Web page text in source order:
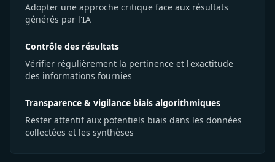
Adopter une approche critique face aux résultats
générés par l'IA
Contrôle des résultats
Vérifier régulièrement la pertinence et l'exactitude
des informations fournies
Transparence & vigilance biais algorithmiques
Rester attentif aux potentiels biais dans les données
collectées et les synthèses